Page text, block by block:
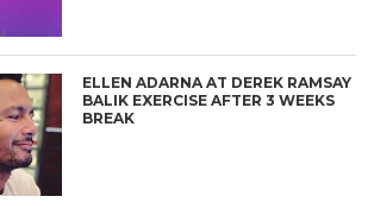
ELLEN ADARNA AT DEREK RAMSAY
BALIK EXERCISE AFTER 3 WEEKS
BREAK